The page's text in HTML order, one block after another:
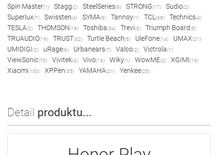
Spin Master(1) Stagg(2) SteelSeries(8) STRONG(17) Sudio(2)
Superlux(7) Swissten(4) SYMA(6) Tannoy(1) TCL (68) Technics(4)
TESLA(2) THOMSON(18) Toshiba(34) Trevi(3) Triumph Board(5)
TRUAUDIO(19) TRUST(32) Turtle Beach(5) UleFone(14) UMAX(21)
UMIDIGI(2) uRage(6) Urbanears(7) Valco(2) Victrola(1)
ViewSonic(75) Vivitek(4) Vivo(16) Wiky(1) WowME(2) XGIMI(19)
Xiaomi(100) XPPen(35) YAMAHA(21) Yenkee(25)
Detail produktu...